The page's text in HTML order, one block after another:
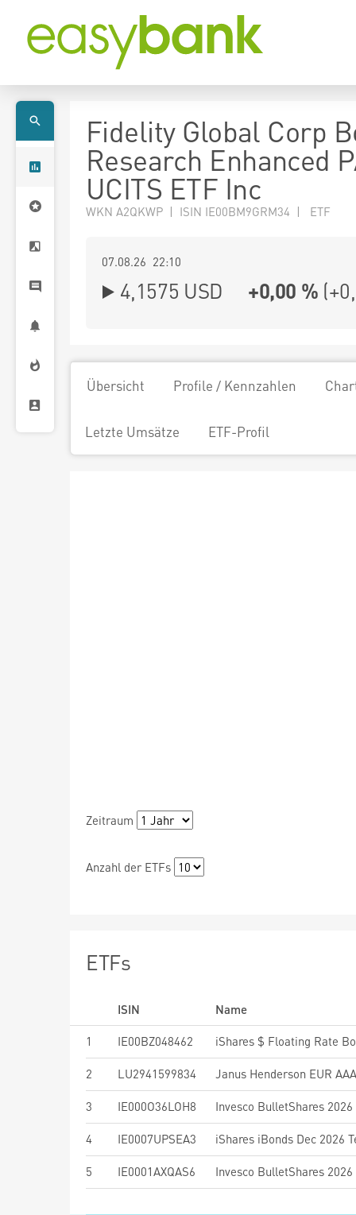
Fidelity Global Corp
Research Enhanced
UCITS ETF Inc
WKN A2QKWP | ISIN IE00BM9GRM34 | ETF
07.08.26 22:10
4,1575 USD +0,00 % (
Übersicht Profile / Kennzahlen
Letzte Umsätze ETF-Profil
Zeitraum
Anzahl der ETFs
ETFs
ISIN
Name
1
IE00BZ048462 iShares $ Floating Rate
2 LU2941599834
3 IE000O36LOH8
4 IE0007UPSEA3
5 IE0001AXQAS6